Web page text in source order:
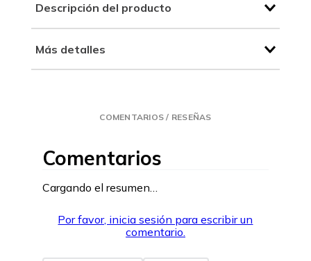
Descripción del producto
Más detalles
COMENTARIOS / RESEÑAS
Comentarios
Cargando el resumen…
Por favor, inicia sesión para escribir un
comentario.